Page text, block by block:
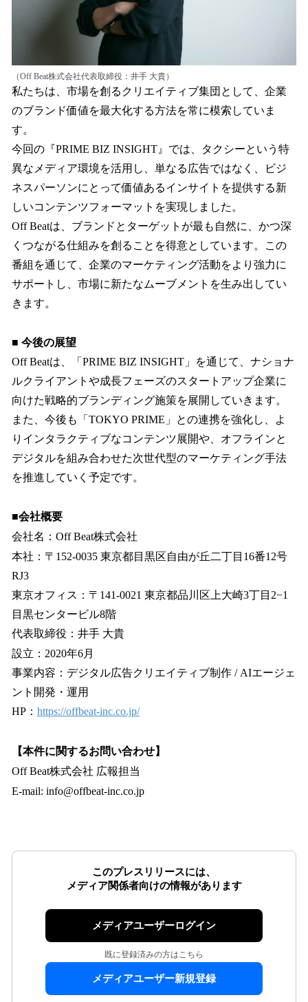
（Off Beat株式会社代表取締役：井手 大貴）
私たちは、市場を創るクリエイティブ集団として、企業
のブランド価値を最大化する方法を常に模索していま
す。
今回の『PRIME BIZ INSIGHT』では、タクシーという特
異なメディア環境を活用し、単なる広告ではなく、ビジ
ネスパーソンにとって価値あるインサイトを提供する新
しいコンテンツフォーマットを実現しました。
Off Beatは、ブランドとターゲットが最も自然に、かつ深
くつながる仕組みを創ることを得意としています。この
番組を通じて、企業のマーケティング活動をより強力に
サポートし、市場に新たなムーブメントを生み出してい
きます。
■ 今後の展望
Off Beatは、「PRIME BIZ INSIGHT」を通じて、ナショナ
ルクライアントや成長フェーズのスタートアップ企業に
向けた戦略的ブランディング施策を展開していきます。
また、今後も「TOKYO PRIME」との連携を強化し、よ
りインタラクティブなコンテンツ展開や、オフラインと
デジタルを組み合わせた次世代型のマーケティング手法
を推進していく予定です。
■会社概要
会社名：Off Beat株式会社
本社：〒152-0035 東京都目黒区自由が丘二丁目16番12号
RJ3
東京オフィス：〒141-0021 東京都品川区上大崎3丁目2−1
目黒センタービル8階
代表取締役：井手 大貴
設立：2020年6月
事業内容：デジタル広告クリエイティブ制作 / AIエージェ
ント開発・運用
HP： https://offbeat-inc.co.jp/
【本件に関するお問い合わせ】
Off Beat株式会社 広報担当
E-mail: info@offbeat-inc.co.jp
このプレスリリースには、
メディア関係者向けの情報があります
メディアユーザーログイン
既に登録済みの方はこちら
メディアユーザー新規登録